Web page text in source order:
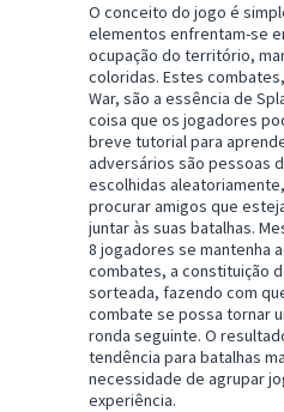
O conceito do jogo é
elementos enfrentam-se
ocupação do território,
coloridas. Estes
War, são a essência de
coisa que os jogadores
breve tutorial para
adversários são pessoas
escolhidas
procurar amigos que
juntar às suas batalhas.
8 jogadores se mantenha
combates, a constituição
sorteada, fazendo com
combate se possa tornar
ronda seguinte. O
tendência para batalhas
necessidade de agrupar
experiência.